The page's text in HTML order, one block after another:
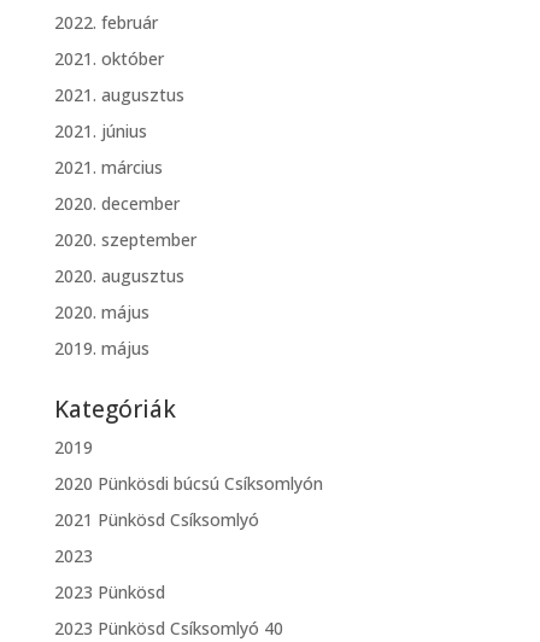
2022. február
2021. október
2021. augusztus
2021. június
2021. március
2020. december
2020. szeptember
2020. augusztus
2020. május
2019. május
Kategóriák
2019
2020 Pünkösdi búcsú Csíksomlyón
2021 Pünkösd Csíksomlyó
2023
2023 Pünkösd
2023 Pünkösd Csíksomlyó 40